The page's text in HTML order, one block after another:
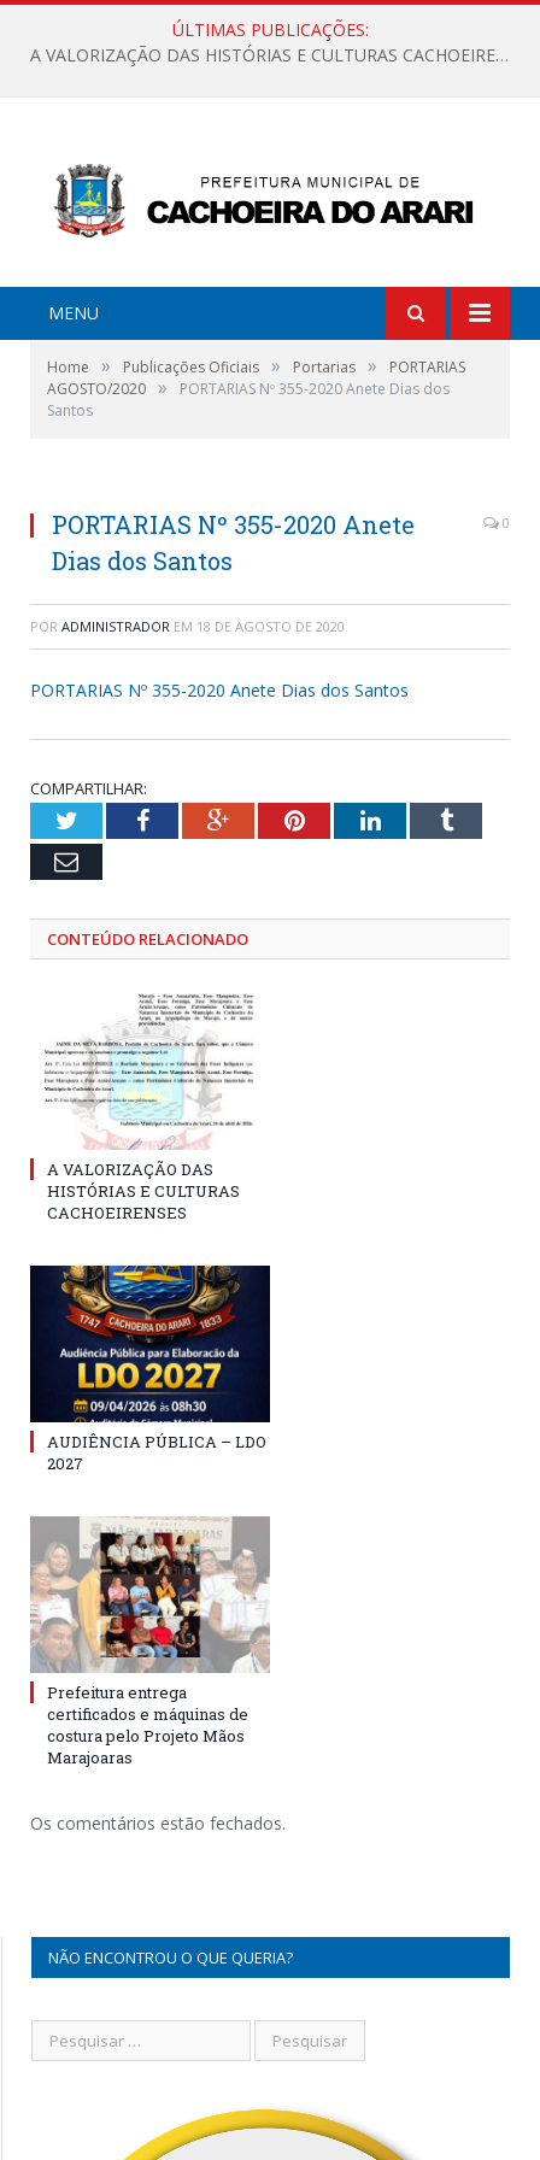
ÚLTIMAS PUBLICAÇÕES:
A VALORIZAÇÃO DAS HISTÓRIAS E CULTURAS CACHOEIRENSES
MENU
Home » Publicações Oficiais » Portarias »
PORTARIAS
AGOSTO/2020 »
PORTARIAS Nº 355-2020 Anete Dias dos
Santos
PORTARIAS Nº 355-2020 Anete
Dias dos Santos
0
POR ADMINISTRADOR EM 18 DE AGOSTO DE 2020
PORTARIAS Nº 355-2020 Anete Dias dos Santos
COMPARTILHAR:
TwitterFacebookGoogle+PinterestLinkedInTumblr
Email
CONTEÚDO RELACIONADO
A VALORIZAÇÃO DAS
HISTÓRIAS E CULTURAS
CACHOEIRENSES
AUDIÊNCIA PÚBLICA – LDO
2027
Prefeitura entrega
certificados e máquinas de
costura pelo Projeto Mãos
Marajoaras
Os comentários estão fechados.
NÃO ENCONTROU O QUE QUERIA?